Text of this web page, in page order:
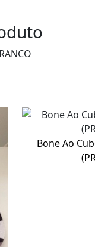
Bone Ao